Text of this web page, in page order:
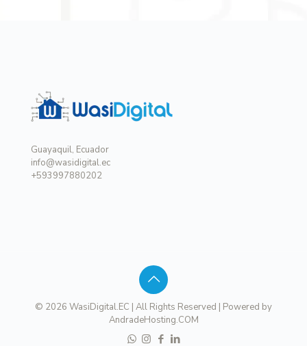
Guayaquil, Ecuador
info@wasidigital.ec
+593997880202
© 2026 WasiDigital.EC | All Rights Reserved | Powered by
AndradeHosting.COM